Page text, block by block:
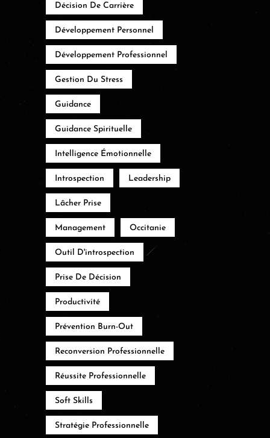
Décision De Carrière
Développement Personnel
Développement Professionnel
Gestion Du Stress
Guidance
Guidance Spirituelle
Intelligence Émotionnelle
Introspection Leadership
Lâcher Prise
Management Occitanie
Outil D'introspection
Prise De Décision
Productivité
Prévention Burn-Out
Reconversion Professionnelle
Réussite Professionnelle
Soft Skills
Stratégie Professionnelle